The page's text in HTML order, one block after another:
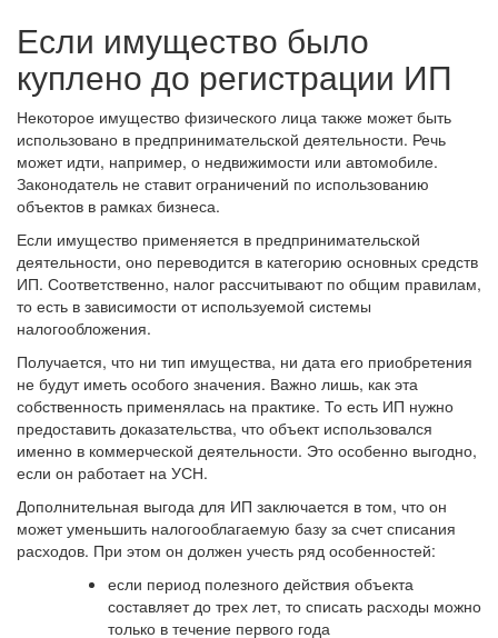
Если имущество было
куплено до регистрации ИП
Некоторое имущество физического лица также может быть
использовано в предпринимательской деятельности. Речь
может идти, например, о недвижимости или автомобиле.
Законодатель не ставит ограничений по использованию
объектов в рамках бизнеса.
Если имущество применяется в предпринимательской
деятельности, оно переводится в категорию основных средств
ИП. Соответственно, налог рассчитывают по общим правилам,
то есть в зависимости от используемой системы
налогообложения.
Получается, что ни тип имущества, ни дата его приобретения
не будут иметь особого значения. Важно лишь, как эта
собственность применялась на практике. То есть ИП нужно
предоставить доказательства, что объект использовался
именно в коммерческой деятельности. Это особенно выгодно,
если он работает на УСН.
Дополнительная выгода для ИП заключается в том, что он
может уменьшить налогооблагаемую базу за счет списания
расходов. При этом он должен учесть ряд особенностей:
если период полезного действия объекта
составляет до трех лет, то списать расходы можно
только в течение первого года